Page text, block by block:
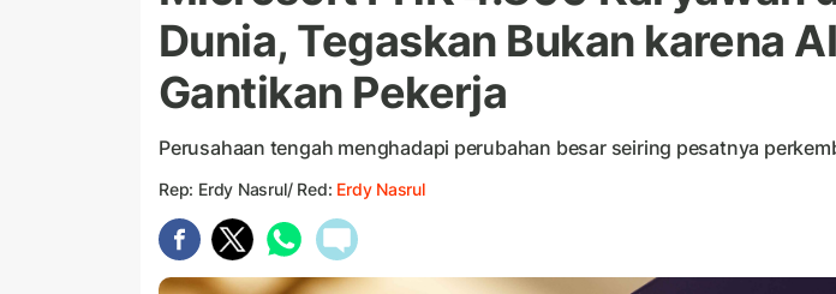
Dunia, Tegaskan Bukan karena AI
Gantikan Pekerja
Perusahaan tengah menghadapi perubahan besar seiring pesatnya
Rep: Erdy Nasrul/ Red: Erdy Nasrul